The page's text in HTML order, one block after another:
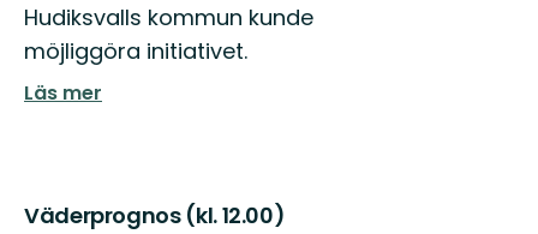
Hudiksvalls kommun kunde
möjliggöra initiativet.
Läs mer
Väderprognos (kl. 12.00)